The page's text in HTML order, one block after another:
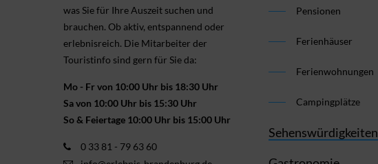
was Sie für Ihre Aus­zeit suchen und
brauchen. Ob aktiv, ent­spannend oder
erlebnis­reich. Die Mitarbeiter der
Touristinfo sind gern für Sie da:
Mo - Fr von 10:00 Uhr bis 18:30 Uhr
Sa von 10:00 Uhr bis 15:30 Uhr
So & Feiertage 10:00 Uhr bis 15:00 Uhr
0 33 81 - 79 63 60
Pensionen
Ferienhäuser
Ferienwohnungen
Campingplätze
Sehenswürdigkeiten